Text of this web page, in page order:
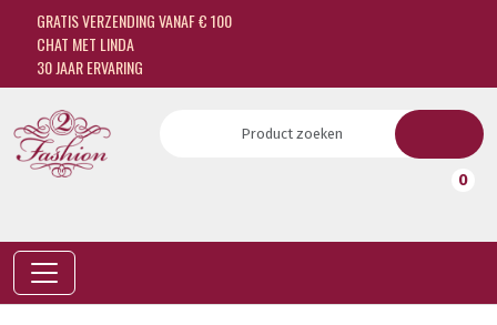
GRATIS VERZENDING VANAF € 100
CHAT MET LINDA
30 JAAR ERVARING
0